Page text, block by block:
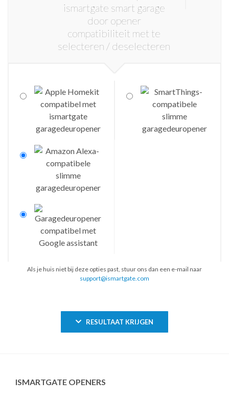
Als je huis niet bij deze opties past, stuur ons dan een e-mail naar
support@ismartgate.com
RESULTAAT KRIJGEN
ISMARTGATE OPENERS